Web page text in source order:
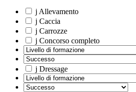
j Allevamento
j Caccia
j Carrozze
j Concorso completo
j Dressage